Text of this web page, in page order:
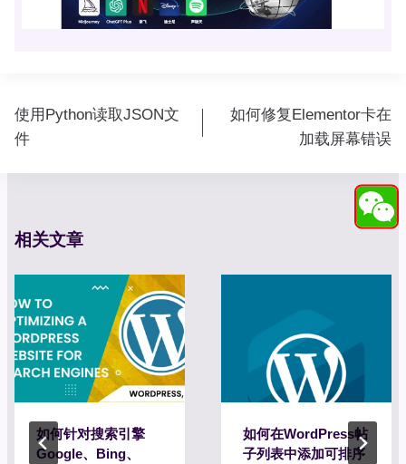
文
章
使用Python读取JSON文
件
如何修复Elementor卡在
加载屏幕错误
相关文章
如何针对搜索引擎
Google、Bing、
如何在WordPress帖
子列表中添加可排序